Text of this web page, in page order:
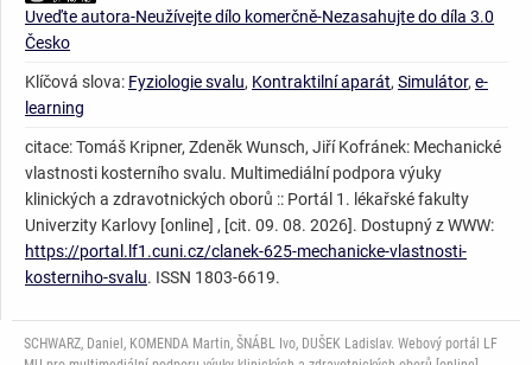
Uveďte autora-Neužívejte dílo komerčně-Nezasahujte do díla 3.0
Česko
Klíčová slova: Fyziologie svalu, Kontraktilní aparát, Simulátor, e-
learning
citace: Tomáš Kripner, Zdeněk Wunsch, Jiří Kofránek: Mechanické
vlastnosti kosterního svalu. Multimediální podpora výuky
klinických a zdravotnických oborů :: Portál 1. lékařské fakulty
Univerzity Karlovy [online] , [cit. 09. 08. 2026]. Dostupný z WWW:
https://portal.lf1.cuni.cz/clanek-625-mechanicke-vlastnosti-
kosterniho-svalu. ISSN 1803-6619.
SCHWARZ, Daniel, KOMENDA Martin, ŠNÁBL Ivo, DUŠEK Ladislav. Webový portál LF